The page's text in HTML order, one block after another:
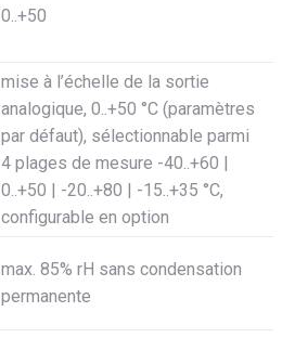
0..+50
mise à l’échelle de la sortie
analogique, 0..+50 °C (paramètres
par défaut), sélectionnable parmi
4 plages de mesure -40..+60 |
0..+50 | -20..+80 | -15..+35 °C,
configurable en option
max. 85% rH sans condensation
permanente